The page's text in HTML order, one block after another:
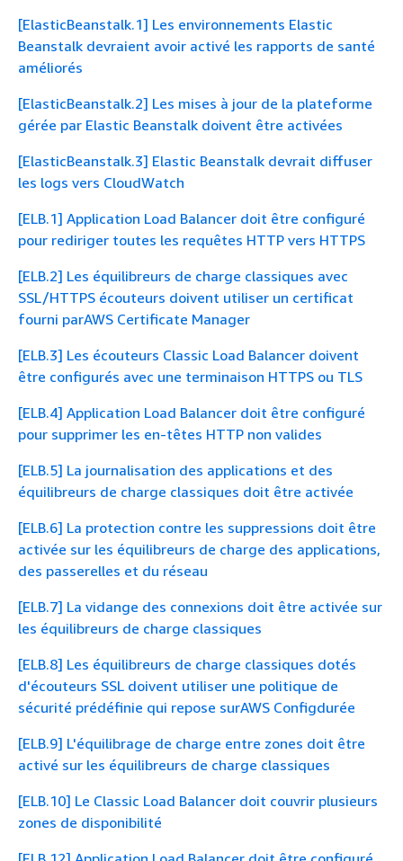
[ElasticBeanstalk.1] Les environnements Elastic
Beanstalk devraient avoir activé les rapports de santé
améliorés
[ElasticBeanstalk.2] Les mises à jour de la plateforme
gérée par Elastic Beanstalk doivent être activées
[ElasticBeanstalk.3] Elastic Beanstalk devrait diffuser
les logs vers CloudWatch
[ELB.1] Application Load Balancer doit être configuré
pour rediriger toutes les requêtes HTTP vers HTTPS
[ELB.2] Les équilibreurs de charge classiques avec
SSL/HTTPS écouteurs doivent utiliser un certificat
fourni parAWS Certificate Manager
[ELB.3] Les écouteurs Classic Load Balancer doivent
être configurés avec une terminaison HTTPS ou TLS
[ELB.4] Application Load Balancer doit être configuré
pour supprimer les en-têtes HTTP non valides
[ELB.5] La journalisation des applications et des
équilibreurs de charge classiques doit être activée
[ELB.6] La protection contre les suppressions doit être
activée sur les équilibreurs de charge des applications,
des passerelles et du réseau
[ELB.7] La vidange des connexions doit être activée sur
les équilibreurs de charge classiques
[ELB.8] Les équilibreurs de charge classiques dotés
d'écouteurs SSL doivent utiliser une politique de
sécurité prédéfinie qui repose surAWS Configdurée
[ELB.9] L'équilibrage de charge entre zones doit être
activé sur les équilibreurs de charge classiques
[ELB.10] Le Classic Load Balancer doit couvrir plusieurs
zones de disponibilité